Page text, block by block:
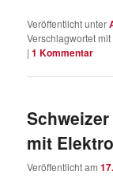
Veröffentlicht unter
Verschlagwortet mit
|1 Kommentar
mit
Veröffentlicht am